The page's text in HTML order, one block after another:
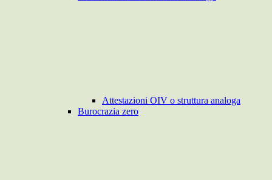
Attestazioni OIV o struttura analoga
Burocrazia zero